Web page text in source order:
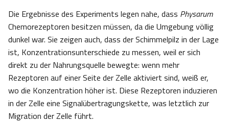
Die Ergebnisse des Experiments legen nahe, dass Physarum
Chemorezeptoren besitzen müssen, da die Umgebung völlig
dunkel war. Sie zeigen auch, dass der Schimmelpilz in der Lage
ist, Konzentrationsunterschiede zu messen, weil er sich
direkt zu der Nahrungsquelle bewegte: wenn mehr
Rezeptoren auf einer Seite der Zelle aktiviert sind, weiß er,
wo die Konzentration höher ist. Diese Rezeptoren induzieren
in der Zelle eine Signalübertragungskette, was letztlich zur
Migration der Zelle führt.